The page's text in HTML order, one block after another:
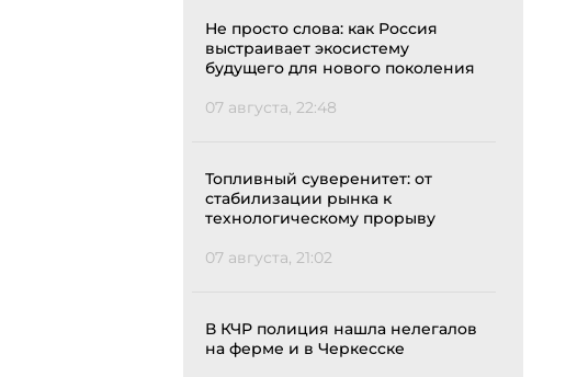
Не просто слова: как Россия
выстраивает экосистему
будущего для нового поколения
07 августа, 22:48
Топливный суверенитет: от
стабилизации рынка к
технологическому прорыву
07 августа, 21:02
В КЧР полиция нашла нелегалов
на ферме и в Черкесске